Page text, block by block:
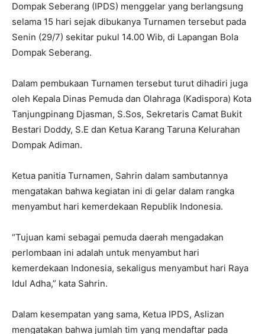
Dompak Seberang (IPDS) menggelar yang berlangsung
selama 15 hari sejak dibukanya Turnamen tersebut pada
Senin (29/7) sekitar pukul 14.00 Wib, di Lapangan Bola
Dompak Seberang.
Dalam pembukaan Turnamen tersebut turut dihadiri juga
oleh Kepala Dinas Pemuda dan Olahraga (Kadispora) Kota
Tanjungpinang Djasman, S.Sos, Sekretaris Camat Bukit
Bestari Doddy, S.E dan Ketua Karang Taruna Kelurahan
Dompak Adiman.
Ketua panitia Turnamen, Sahrin dalam sambutannya
mengatakan bahwa kegiatan ini di gelar dalam rangka
menyambut hari kemerdekaan Republik Indonesia.
“Tujuan kami sebagai pemuda daerah mengadakan
perlombaan ini adalah untuk menyambut hari
kemerdekaan Indonesia, sekaligus menyambut hari Raya
Idul Adha,” kata Sahrin.
Dalam kesempatan yang sama, Ketua IPDS, Aslizan
mengatakan bahwa jumlah tim yang mendaftar pada